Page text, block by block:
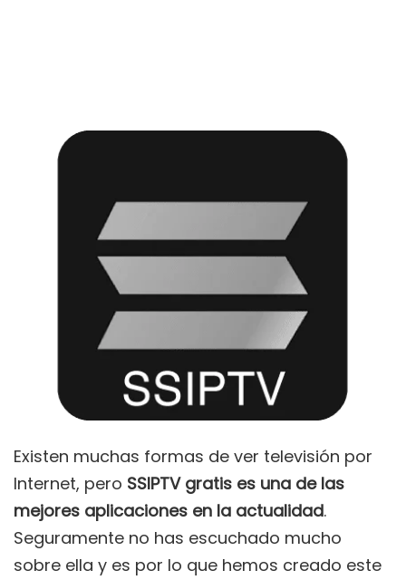
Existen muchas formas de ver televisión por
Internet, pero SSIPTV gratis es una de las
mejores aplicaciones en la actualidad.
Seguramente no has escuchado mucho
sobre ella y es por lo que hemos creado este